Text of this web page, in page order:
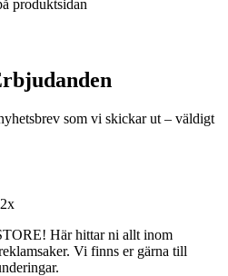
produktsidan
som vi skickar ut – väldigt
Här hittar ni allt inom
Vi finns er gärna till